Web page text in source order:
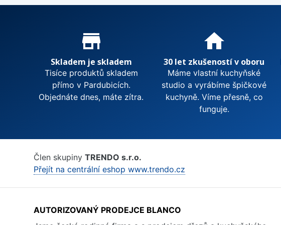
Proč nakupovat u nás?
store_mall_directory
Skladem je skladem
Tisíce produktů skladem
přímo v Pardubicích.
Objednáte dnes, máte zítra.
home
30 let zkušeností v oboru
Máme vlastní kuchyňské
studio a vyrábíme špičkové
kuchyně. Víme přesně, co
funguje.
Člen skupiny TRENDO s.r.o.
Přejít na centrální eshop www.trendo.cz
AUTORIZOVANÝ PRODEJCE BLANCO